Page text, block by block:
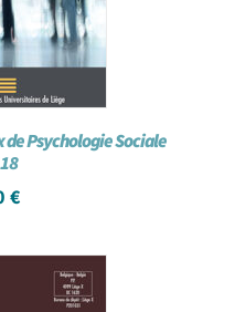
Psychologie Sociale
€